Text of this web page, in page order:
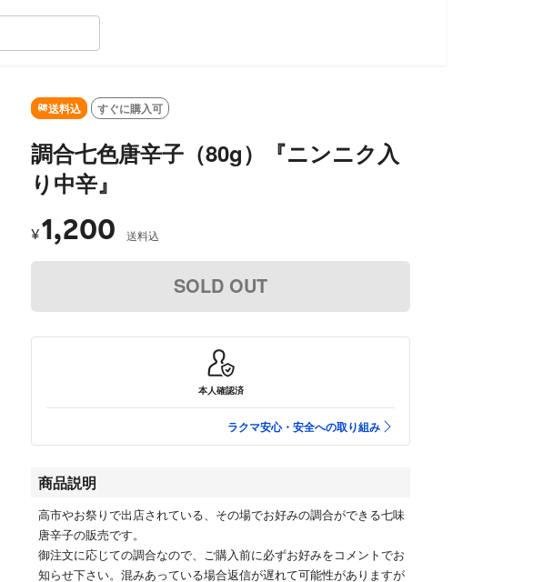
SOLD OUT
送料込 すぐに購入可
調合七色唐辛子（80g）『ニンニク入
り中辛』
¥1,200 送料込
SOLD OUT
本人確認済
ラクマ安心・安全への取り組み
商品説明
高市やお祭りで出店されている、その場でお好みの調合ができる七味
唐辛子の販売です。
御注文に応じての調合なので、ご購入前に必ずお好みをコメントでお
知らせ下さい。混みあっている場合返信が遅れて可能性がありますが